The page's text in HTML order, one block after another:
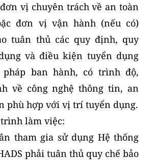
vị chuyên trách về an toàn
đơn vị vận hành (nếu có)
tuân thủ các quy định, quy
và điều kiện tuyển dụng
ban hành, có trình độ,
về công nghệ thông tin, an
phù hợp với vị trí tuyển dụng.
làm việc:
tham gia sử dụng Hệ thống
phải tuân thủ quy chế bảo